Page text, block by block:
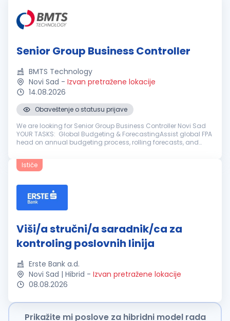
Senior Group Business Controller
BMTS Technology
Novi Sad - Izvan pretražene lokacije
14.08.2026
Obaveštenje o statusu prijave
We are looking for Senior Group Business Controller Novi Sad
YOUR TASKS: Global Budgeting & ForecastingAssist global FPA
head on annual budgeting process, rolling forecasts, and
gr...
Ističe
Viši/a stručni/a saradnik/ca za
kontroling poslovnih linija
Erste Bank a.d.
Novi Sad | Hibrid - Izvan pretražene lokacije
08.08.2026
Prikažite mi poslove za hibridni model rada